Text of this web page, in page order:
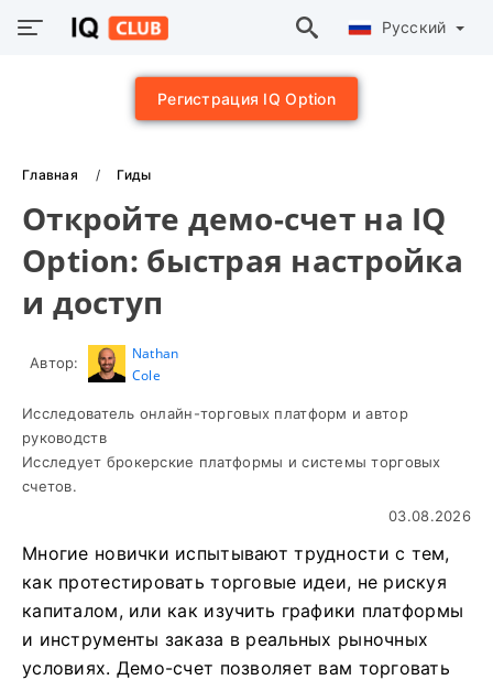
Русский
Регистрация IQ Option
Главная Гиды
Откройте демо-счет на IQ
Option: быстрая настройка
и доступ
Автор:
Nathan
Cole
Исследователь онлайн-торговых платформ и автор
руководств
Исследует брокерские платформы и системы торговых
счетов.
03.08.2026
Многие новички испытывают трудности с тем,
как протестировать торговые идеи, не рискуя
капиталом, или как изучить графики платформы
и инструменты заказа в реальных рыночных
условиях. Демо-счет позволяет вам торговать